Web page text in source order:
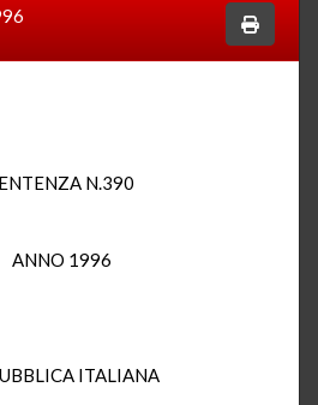
N.390
ANNO 1996
ITALIANA